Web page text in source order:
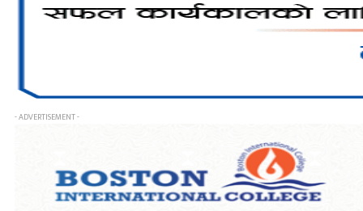
- ADVERTISEMENT -